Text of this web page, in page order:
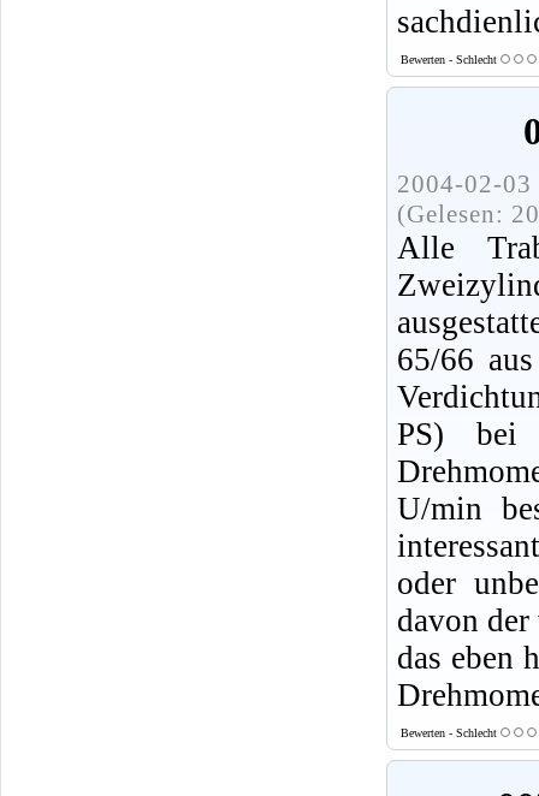
Bewerten - Schlecht
2004-02-
(Gelesen:
Alle
65/66
PS) bei
U/min
oder
davon
das eben
Bewerten - Schlecht